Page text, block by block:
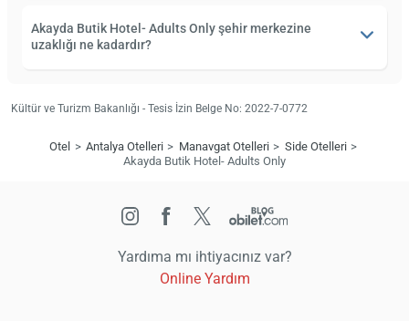
Akayda Butik Hotel- Adults Only şehir merkezine
uzaklığı ne kadardır?
Kültür ve Turizm Bakanlığı - Tesis İzin Belge No: 2022-7-0772
Otel Antalya Otelleri Manavgat Otelleri
Side Otelleri
Akayda Butik Hotel- Adults Only
Yardıma mı ihtiyacınız var?
Online Yardım